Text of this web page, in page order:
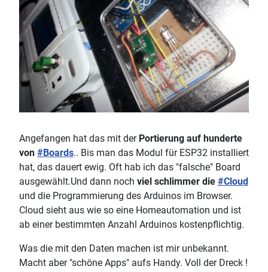
Angefangen hat das mit der Portierung auf hunderte
von #Boards.. Bis man das Modul für ESP32 installiert
hat, das dauert ewig. Oft hab ich das "falsche" Board
ausgewählt.Und dann noch viel schlimmer die #Cloud
und die Programmierung des Arduinos im Browser.
Cloud sieht aus wie so eine Homeautomation und ist
ab einer bestimmten Anzahl Arduinos kostenpflichtig.
Was die mit den Daten machen ist mir unbekannt.
Macht aber "schöne Apps" aufs Handy. Voll der Dreck !